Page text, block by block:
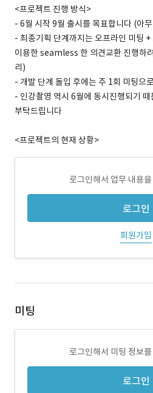
<프로젝트 진행 방식>
- 6월 시작 9월 출시를 목표합니다 (아
- 최종기획 단계까지는 오프라인 미팅
이용한 seamless 한 의견교환 진행하
리)
- 개발 단계 돌입 후에는 주 1회 미팅으
- 인강촬영 역시 6월에 동시진행되기
부탁드립니다
<프로젝트의 현재 상황>
로그인해서 업무 내용
로그인
회원가입
미팅
로그인해서 미팅 정보
로그인